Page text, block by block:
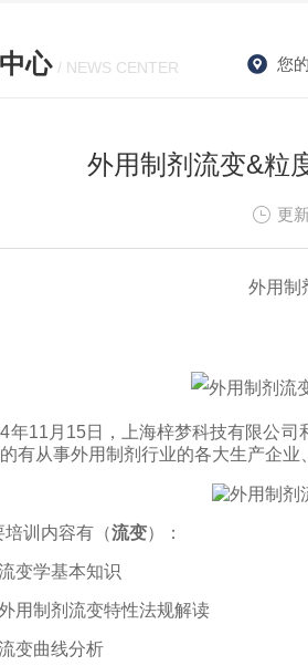
心 / NEWS CENTER 您
外用制剂流变&粒
更
外用制
年11 月 15日，上海梓梦科技有限公司
有从事外用制剂行业的各大生产企业
培训内容有 （流变） ：
变学基本知识
用制剂流变特性法规解读
流变曲线分析